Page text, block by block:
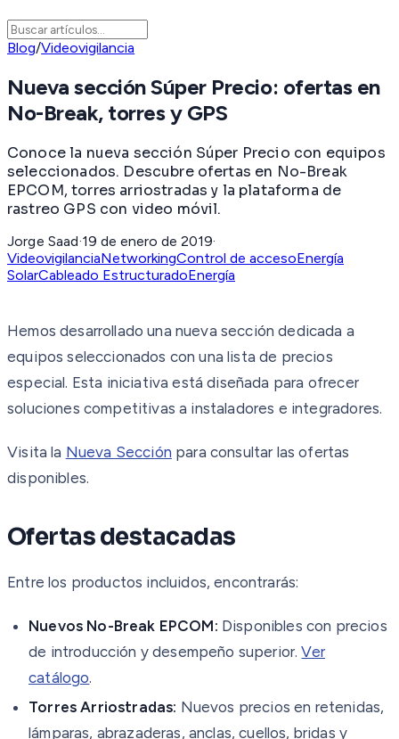
Blog/Videovigilancia
Nueva sección Súper Precio: ofertas en
No-Break, torres y GPS
Conoce la nueva sección Súper Precio con equipos
seleccionados. Descubre ofertas en No-Break
EPCOM, torres arriostradas y la plataforma de
rastreo GPS con video móvil.
Jorge Saad·19 de enero de 2019·
VideovigilanciaNetworkingControl de accesoEnergía
SolarCableado EstructuradoEnergía
Hemos desarrollado una nueva sección dedicada a
equipos seleccionados con una lista de precios
especial. Esta iniciativa está diseñada para ofrecer
soluciones competitivas a instaladores e integradores.
Visita la Nueva Sección para consultar las ofertas
disponibles.
Ofertas destacadas
Entre los productos incluidos, encontrarás:
Nuevos No-Break EPCOM: Disponibles con precios
de introducción y desempeño superior.Ver
catálogo.
Torres Arriostradas: Nuevos precios en retenidas,
lámparas, abrazaderas, anclas, cuellos, bridas y